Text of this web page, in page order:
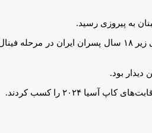
به پیروزی رسید.
۲۰۲۴ را کسب کردند.